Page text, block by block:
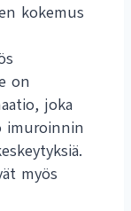
kokemus
on
joka
imuroinnin
myös